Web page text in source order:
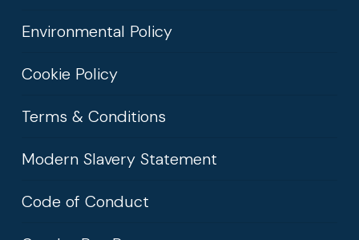
Environmental Policy
Cookie Policy
Terms & Conditions
Modern Slavery Statement
Code of Conduct